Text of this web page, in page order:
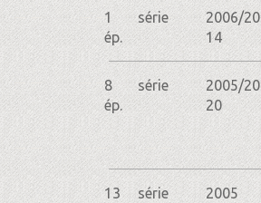
1
ép.
série
2006/20
14
8
ép.
série
2005/20
20
13
série 2005